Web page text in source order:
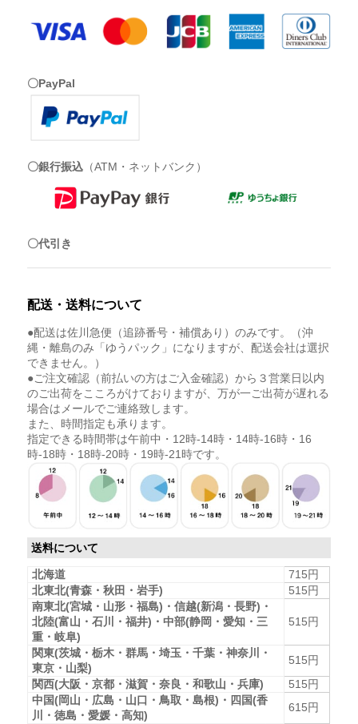
〇PayPal
〇銀行振込 （ATM・ネットバンク）
〇代引き
配送・送料について
●配送は佐川急便（追跡番号・補償あり）のみです。（沖
縄・離島のみ「ゆうパック」になりますが、配送会社は選択
できません。）
●ご注文確認（前払いの方はご入金確認）から３営業日以内
のご出荷をこころがけておりますが、万が一ご出荷が遅れる
場合はメールでご連絡致します。
また、時間指定も承ります。
指定できる時間帯は午前中・12時-14時・14時-16時・16
時-18時・18時-20時・19時-21時です。
送料について
北海道
715円
北東北(青森・秋田・岩手)
515円
南東北(宮城・山形・福島)・信越(新潟・長野)・
北陸(富山・石川・福井)・中部(静岡・愛知・三
重・岐阜)
515円
関東(茨城・栃木・群馬・埼玉・千葉・神奈川・
東京・山梨)
515円
関西(大阪・京都・滋賀・奈良・和歌山・兵庫)
515円
中国(岡山・広島・山口・鳥取・島根)・四国(香
川・徳島・愛媛・高知)
615円